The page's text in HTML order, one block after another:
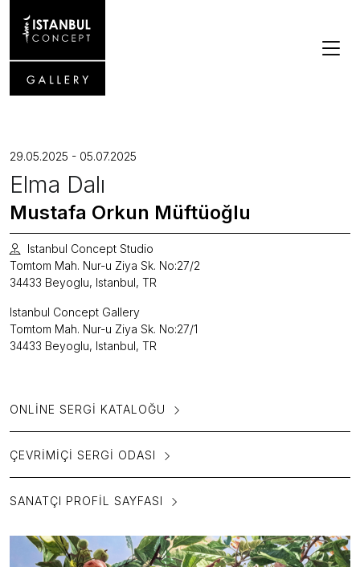
29.05.2025 - 05.07.2025
Elma Dalı
Mustafa Orkun Müftüoğlu
Istanbul Concept Studio
Tomtom Mah. Nur-u Ziya Sk. No:27/2
34433 Beyoglu, Istanbul, TR
Istanbul Concept Gallery
Tomtom Mah. Nur-u Ziya Sk. No:27/1
34433 Beyoglu, Istanbul, TR
ONLINE SERGI KATALOĞU
ÇEVRIMIÇI SERGI ODASI
SANATÇI PROFIL SAYFASI